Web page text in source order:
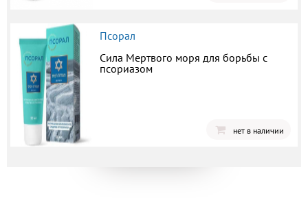
Псорал
Сила Мертвого моря для борьбы с
псориазом
нет в наличии